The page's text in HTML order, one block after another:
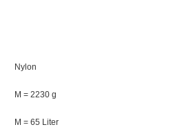
Nylon
M = 2230 g
M = 65 Liter